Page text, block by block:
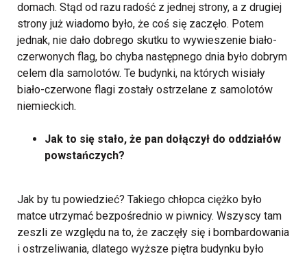
domach. Stąd od razu radość z jednej strony, a z drugiej
strony już wiadomo było, że coś się zaczęło. Potem
jednak, nie dało dobrego skutku to wywieszenie biało-
czerwonych flag, bo chyba następnego dnia było dobrym
celem dla samolotów. Te budynki, na których wisiały
biało-czerwone flagi zostały ostrzelane z samolotów
niemieckich.
Jak to się stało, że pan dołączył do oddziałów
powstańczych?
Jak by tu powiedzieć? Takiego chłopca ciężko było
matce utrzymać bezpośrednio w piwnicy. Wszyscy tam
zeszli ze względu na to, że zaczęły się i bombardowania
i ostrzeliwania, dlatego wyższe piętra budynku było